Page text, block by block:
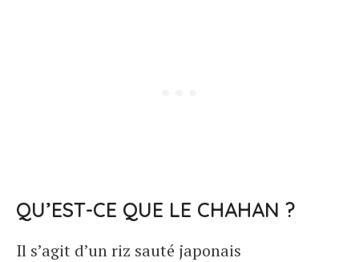
QU’EST-CE QUE LE CHAHAN ?
Il s’agit d’un riz sauté japonais